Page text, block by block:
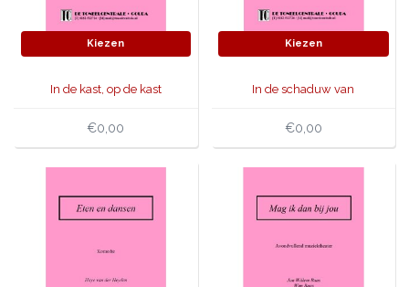
Kiezen
In de kast, op de kast
€0,00
Kiezen
In de schaduw van
€0,00